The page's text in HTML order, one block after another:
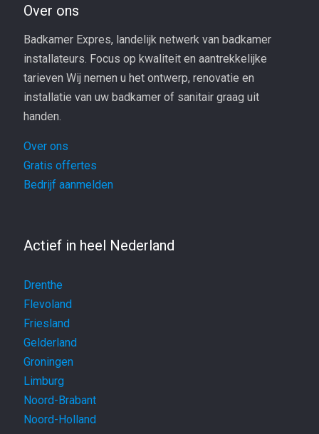
Over ons
Badkamer Expres, landelijk netwerk van badkamer
installateurs. Focus op kwaliteit en aantrekkelijke
tarieven Wij nemen u het ontwerp, renovatie en
installatie van uw badkamer of sanitair graag uit
handen.
Over ons
Gratis offertes
Bedrijf aanmelden
Actief in heel Nederland
Drenthe
Flevoland
Friesland
Gelderland
Groningen
Limburg
Noord-Brabant
Noord-Holland